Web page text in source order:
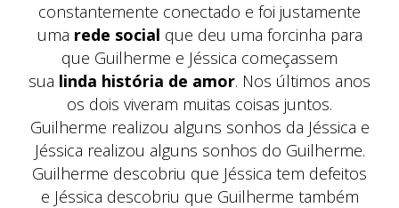
constantemente conectado e foi justamente
uma rede social que deu uma forcinha para
que Guilherme e Jéssica começassem
sua linda história de amor. Nos últimos anos
os dois viveram muitas coisas juntos.
Guilherme realizou alguns sonhos da Jéssica e
Jéssica realizou alguns sonhos do Guilherme.
Guilherme descobriu que Jéssica tem defeitos
e Jéssica descobriu que Guilherme também